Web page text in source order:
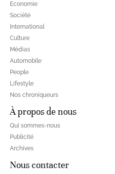
Economie
Société
International
Culture
Médias
Automobile
People
Lifestyle
Nos chroniqueurs
À propos de nous
Qui sommes-nous
Publicité
Archives
Nous contacter